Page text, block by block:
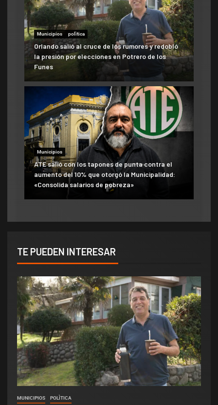
Municipios polìtica
Orlando salió al cruce de los rumores y redobló
la presión por elecciones en Potrero de los
Funes
Municipios
ATE salió con los tapones de punta contra el
aumento del 10% que otorgó la Municipalidad:
«Consolida salarios de pobreza»
TE PUEDEN INTERESAR
MUNICIPIOS POLÌTICA